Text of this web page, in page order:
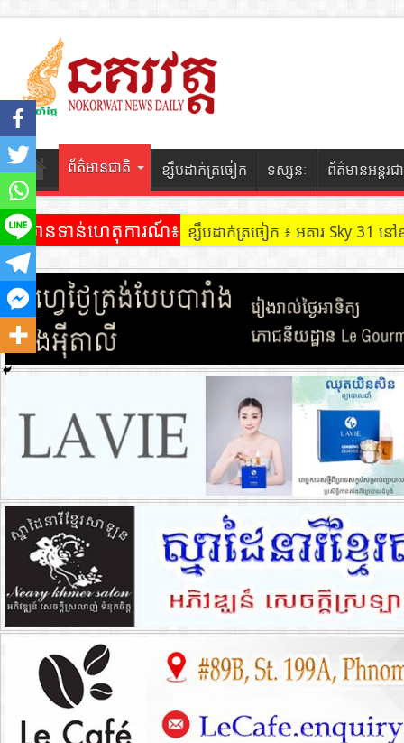
ព័ត៌មានជាតិ ខ្សឹបដាក់ត្រចៀក ទស្សនៈ ព័ត៌មានអន្តរជ
ព័ត៌មានទាន់ហេតុការណ៍៖ ខ្សឹបដាក់ត្រចៀក ៖ អគារ Sky 31